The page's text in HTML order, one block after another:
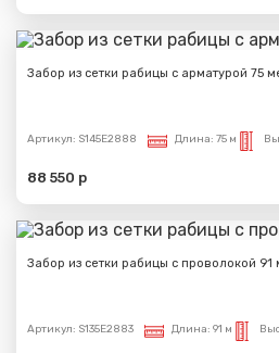
Забор из сетки рабицы с арматурой 75
Артикул: S145E2888 Длина: 75 м
88 550 р
Забор из сетки рабицы с проволокой 91
Артикул: S135E2883 Длина: 91 м